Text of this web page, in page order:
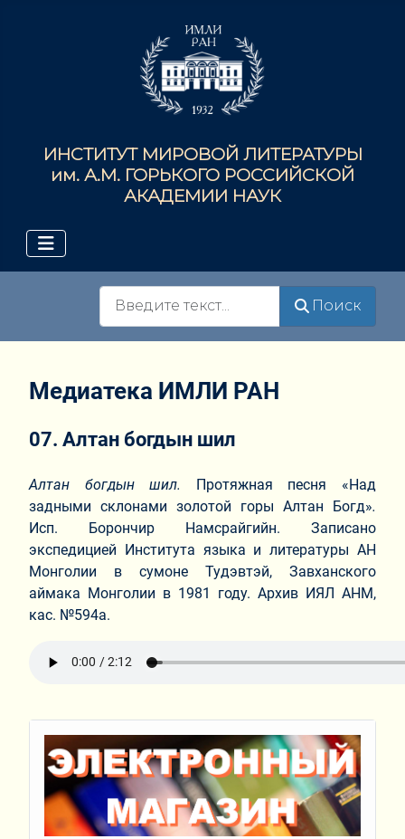
ИНСТИТУТ МИРОВОЙ ЛИТЕРАТУРЫ
им. А.М. ГОРЬКОГО РОССИЙСКОЙ
АКАДЕМИИ НАУК
Поиск
Медиатека ИМЛИ РАН
07. Алтан богдын шил
Алтан богдын шил. Протяжная песня «Над
задными склонами золотой горы Алтан Богд».
Исп. Борончир Намсрайгийн. Записано
экспедицией Института языка и литературы АН
Монголии в сумоне Тудэвтэй, Завханского
аймака Монголии в 1981 году. Архив ИЯЛ АНМ,
кас. №594а.